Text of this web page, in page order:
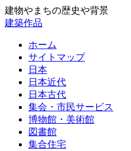
建物やまちの歴史や背景
建築作品
ホーム
サイトマップ
日本
日本近代
日本古代
集会・市民サービス
博物館・美術館
図書館
集合住宅